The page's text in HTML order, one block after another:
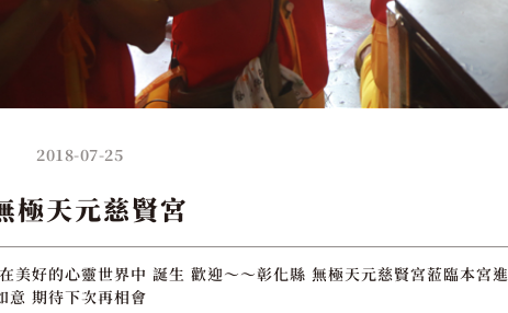
2018-07-25
極天元慈賢宮
美好的心靈世界中 誕生 歡迎～～彰化縣 無極天元慈賢宮蒞臨本宮
意 期待下次再相會